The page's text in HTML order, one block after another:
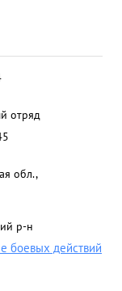
отряд
обл.,
р-н
боевых действий